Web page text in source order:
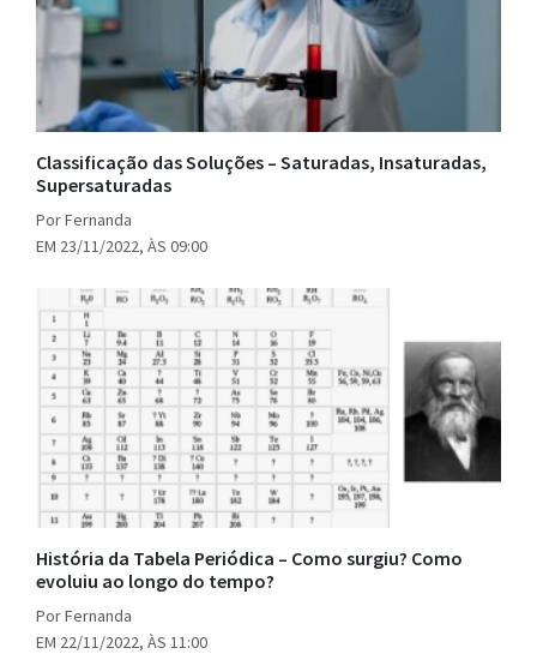
Classificação das Soluções – Saturadas, Insaturadas,
Supersaturadas
Por Fernanda
EM 23/11/2022, ÀS 09:00
História da Tabela Periódica – Como surgiu? Como
evoluiu ao longo do tempo?
Por Fernanda
EM 22/11/2022, ÀS 11:00